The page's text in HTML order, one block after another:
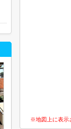
※地図上に表示